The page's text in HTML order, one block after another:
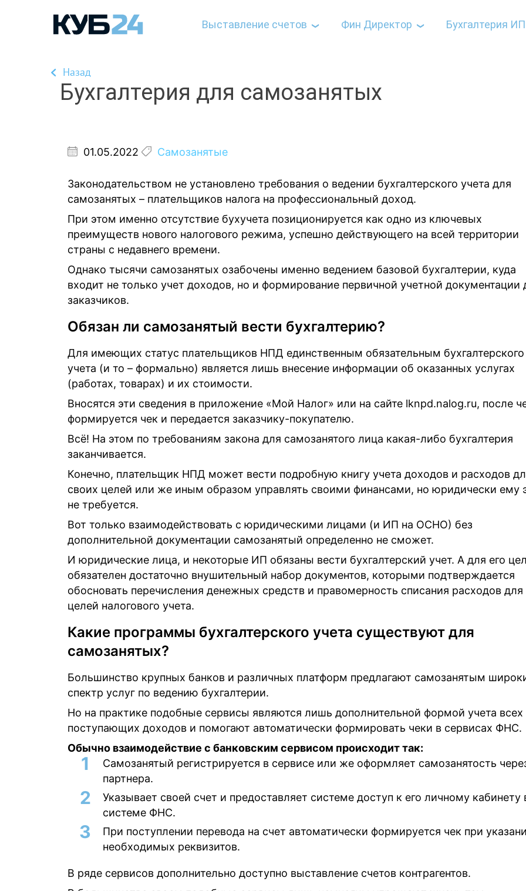
Выставление счетов Фин Директор Бухгалтерия ИП
Назад
Бухгалтерия для самозанятых
01.05.2022 Самозанятые
Законодательством не установлено требования о ведении бухгалтерского учета для
самозанятых – плательщиков налога на профессиональный доход.
При этом именно отсутствие бухучета позиционируется как одно из ключевых
преимуществ нового налогового режима, успешно действующего на всей территории
страны с недавнего времени.
Однако тысячи самозанятых озабочены именно ведением базовой бухгалтерии, куда
входит не только учет доходов, но и формирование первичной учетной документации
заказчиков.
Обязан ли самозанятый вести бухгалтерию?
Для имеющих статус плательщиков НПД единственным обязательным бухгалтерского
учета (и то – формально) является лишь внесение информации об оказанных услугах
(работах, товарах) и их стоимости.
Вносятся эти сведения в приложение «Мой Налог» или на сайте lknpd.nalog.ru, после
формируется чек и передается заказчику-покупателю.
Всё! На этом по требованиям закона для самозанятого лица какая-либо бухгалтерия
заканчивается.
Конечно, плательщик НПД может вести подробную книгу учета доходов и расходов
своих целей или же иным образом управлять своими финансами, но юридически ему
не требуется.
Вот только взаимодействовать с юридическими лицами (и ИП на ОСНО) без
дополнительной документации самозанятый определенно не сможет.
И юридические лица, и некоторые ИП обязаны вести бухгалтерский учет. А для его
обязателен достаточно внушительный набор документов, которыми подтверждается
обосновать перечисления денежных средств и правомерность списания расходов для
целей налогового учета.
Какие программы бухгалтерского учета существуют для
самозанятых?
Большинство крупных банков и различных платформ предлагают самозанятым
спектр услуг по ведению бухгалтерии.
Но на практике подобные сервисы являются лишь дополнительной формой учета всех
поступающих доходов и помогают автоматически формировать чеки в сервисах ФНС.
Обычно взаимодействие с банковским сервисом происходит так:
Самозанятый регистрируется в сервисе или же оформляет самозанятость
партнера.
Указывает своей счет и предоставляет системе доступ к его личному кабинету
системе ФНС.
При поступлении перевода на счет автоматически формируется чек при
необходимых реквизитов.
В ряде сервисов дополнительно доступно выставление счетов контрагентов.